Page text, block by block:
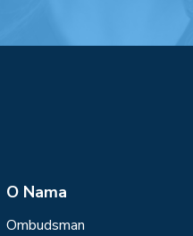
О Nama
Ombudsman